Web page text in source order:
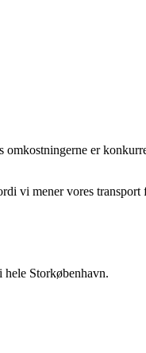
er
vi mener vores
Storkøbenhavn.